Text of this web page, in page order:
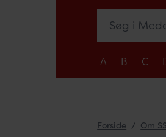
A B C
Forside Om